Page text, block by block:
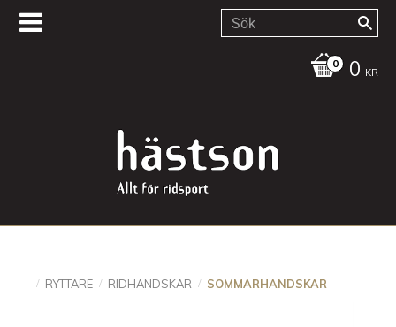
0 KR
RYTTARE RIDHANDSKAR SOMMARHANDSKAR